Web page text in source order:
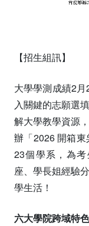
【招生組訊】
大學學測成績2
入關鍵的志願選
解大學教學資源
辦「2026 開箱東
23個學系，為
座、學長姐經驗
學生活！
六大學院跨域特